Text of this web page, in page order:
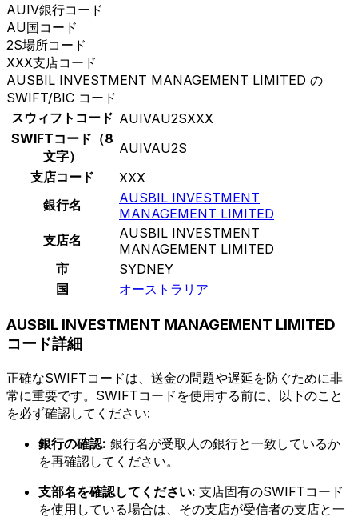
AUIV銀行コード
AU国コード
2S場所コード
XXX支店コード
AUSBIL INVESTMENT MANAGEMENT LIMITED の
SWIFT/BIC コード
スウィフトコード AUIVAU2SXXX
SWIFTコード（8
文字）
AUIVAU2S
支店コード
XXX
銀行名
AUSBIL INVESTMENT
MANAGEMENT LIMITED
支店名
AUSBIL INVESTMENT
MANAGEMENT LIMITED
市
SYDNEY
国
オーストラリア
AUSBIL INVESTMENT MANAGEMENT LIMITED
コード詳細
正確なSWIFTコードは、送金の問題や遅延を防ぐために非
常に重要です。SWIFTコードを使用する前に、以下のこと
を必ず確認してください:
銀行の確認: 銀行名が受取人の銀行と一致しているか
を再確認してください。
支部名を確認してください: 支店固有のSWIFTコード
を使用している場合は、その支店が受信者の支店と一